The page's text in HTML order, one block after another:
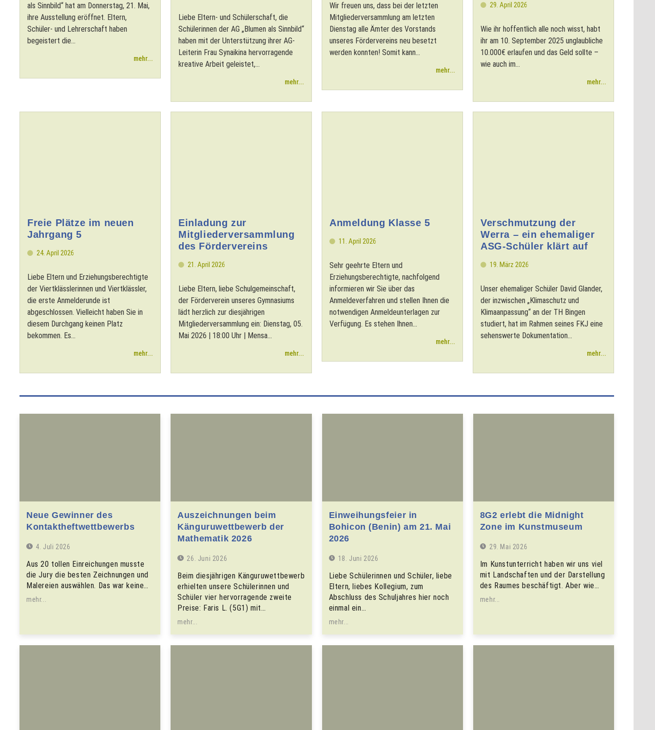
als Sinnbild“ hat am Donnerstag, 21. Mai,
ihre Ausstellung eröffnet. Eltern,
Schüler- und Lehrerschaft haben
begeistert die...
mehr...
Liebe Eltern- und Schülerschaft, die
Schülerinnen der AG „Blumen als Sinnbild“
haben mit der Unterstützung ihrer AG-
Leiterin Frau Synaikina hervorragende
kreative Arbeit geleistet,...
mehr...
Wir freuen uns, dass bei der letzten
Mitgliederversammlung am letzten
Dienstag alle Ämter des Vorstands
unseres Fördervereins neu besetzt
werden konnten! Somit kann...
mehr...
29. April 2026
Wie ihr hoffentlich alle noch wisst, habt
ihr am 10. September 2025 unglaubliche
10.000€ erlaufen und das Geld sollte –
wie auch im...
mehr...
Freie Plätze im neuen
Jahrgang 5
24. April 2026
Liebe Eltern und Erziehungsberechtigte
der Viertklässlerinnen und Viertklässler,
die erste Anmelderunde ist
abgeschlossen. Vielleicht haben Sie in
diesem Durchgang keinen Platz
bekommen. Es...
mehr...
Einladung zur
Mitgliederversammlung
des Fördervereins
21. April 2026
Liebe Eltern, liebe Schulgemeinschaft,
der Förderverein unseres Gymnasiums
lädt herzlich zur diesjährigen
Mitgliederversammlung ein: Dienstag, 05.
Mai 2026 | 18:00 Uhr | Mensa...
mehr...
Anmeldung Klasse 5
11. April 2026
Sehr geehrte Eltern und
Erziehungsberechtigte, nachfolgend
informieren wir Sie über das
Anmeldeverfahren und stellen Ihnen die
notwendigen Anmeldeunterlagen zur
Verfügung. Es stehen Ihnen...
mehr...
Verschmutzung der
Werra – ein ehemaliger
ASG-Schüler klärt auf
19. März 2026
Unser ehemaliger Schüler David Glander,
der inzwischen „Klimaschutz und
Klimaanpassung“ an der TH Bingen
studiert, hat im Rahmen seines FKJ eine
sehenswerte Dokumentation...
mehr...
Neue Gewinner des
Kontaktheftwettbewerbs
4. Juli 2026
Aus 20 tollen Einreichungen musste
die Jury die besten Zeichnungen und
Malereien auswählen. Das war keine…
mehr...
Auszeichnungen beim
Känguruwettbewerb der
Mathematik 2026
26. Juni 2026
Beim diesjährigen Känguruwettbewerb
erhielten unsere Schülerinnen und
Schüler vier hervorragende zweite
Preise: Faris L. (5G1) mit…
mehr...
Einweihungsfeier in
Bohicon (Benin) am 21. Mai
2026
18. Juni 2026
Liebe Schülerinnen und Schüler, liebe
Eltern, liebes Kollegium, zum
Abschluss des Schuljahres hier noch
einmal ein…
mehr...
8G2 erlebt die Midnight
Zone im Kunstmuseum
29. Mai 2026
Im Kunstunterricht haben wir uns viel
mit Landschaften und der Darstellung
des Raumes beschäftigt. Aber wie…
mehr...